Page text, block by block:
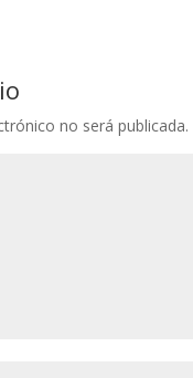
no será publicada.